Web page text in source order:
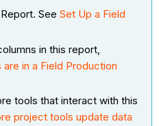
SeeSet Up a Field
in this report,
in a Field Production
tools that interact with this
project tools update data